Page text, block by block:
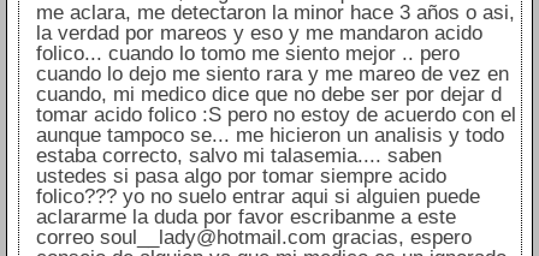
me aclara, me detectaron la minor hace 3 años o asi,
la verdad por mareos y eso y me mandaron acido
folico... cuando lo tomo me siento mejor .. pero
cuando lo dejo me siento rara y me mareo de vez en
cuando, mi medico dice que no debe ser por dejar d
tomar acido folico :S pero no estoy de acuerdo con el
aunque tampoco se... me hicieron un analisis y todo
estaba correcto, salvo mi talasemia.... saben
ustedes si pasa algo por tomar siempre acido
folico??? yo no suelo entrar aqui si alguien puede
aclararme la duda por favor escribanme a este
correo soul__lady@hotmail.com gracias, espero